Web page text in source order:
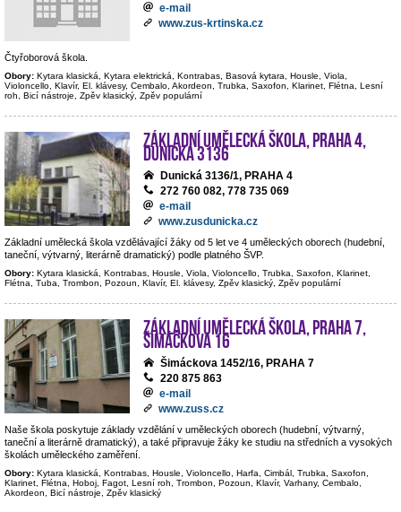
e-mail
www.zus-krtinska.cz
Čtyřoborová škola.
Obory: Kytara klasická, Kytara elektrická, Kontrabas, Basová kytara, Housle, Viola,
Violoncello, Klavír, El. klávesy, Cembalo, Akordeon, Trubka, Saxofon, Klarinet, Flétna, Lesní
roh, Bicí nástroje, Zpěv klasický, Zpěv populární
Základní umělecká škola, Praha 4,
Dunická 3136
Dunická 3136/1, PRAHA 4
272 760 082, 778 735 069
e-mail
www.zusdunicka.cz
Základní umělecká škola vzdělávající žáky od 5 let ve 4 uměleckých oborech (hudební,
taneční, výtvarný, literárně dramatický) podle platného ŠVP.
Obory: Kytara klasická, Kontrabas, Housle, Viola, Violoncello, Trubka, Saxofon, Klarinet,
Flétna, Tuba, Trombon, Pozoun, Klavír, El. klávesy, Zpěv klasický, Zpěv populární
Základní umělecká škola, Praha 7,
Šimáčkova 16
Šimáckova 1452/16, PRAHA 7
220 875 863
e-mail
www.zuss.cz
Naše škola poskytuje základy vzdělání v uměleckých oborech (hudební, výtvarný,
taneční a literárně dramatický), a také připravuje žáky ke studiu na středních a vysokých
školách uměleckého zaměření.
Obory: Kytara klasická, Kontrabas, Housle, Violoncello, Harfa, Cimbál, Trubka, Saxofon,
Klarinet, Flétna, Hoboj, Fagot, Lesní roh, Trombon, Pozoun, Klavír, Varhany, Cembalo,
Akordeon, Bicí nástroje, Zpěv klasický